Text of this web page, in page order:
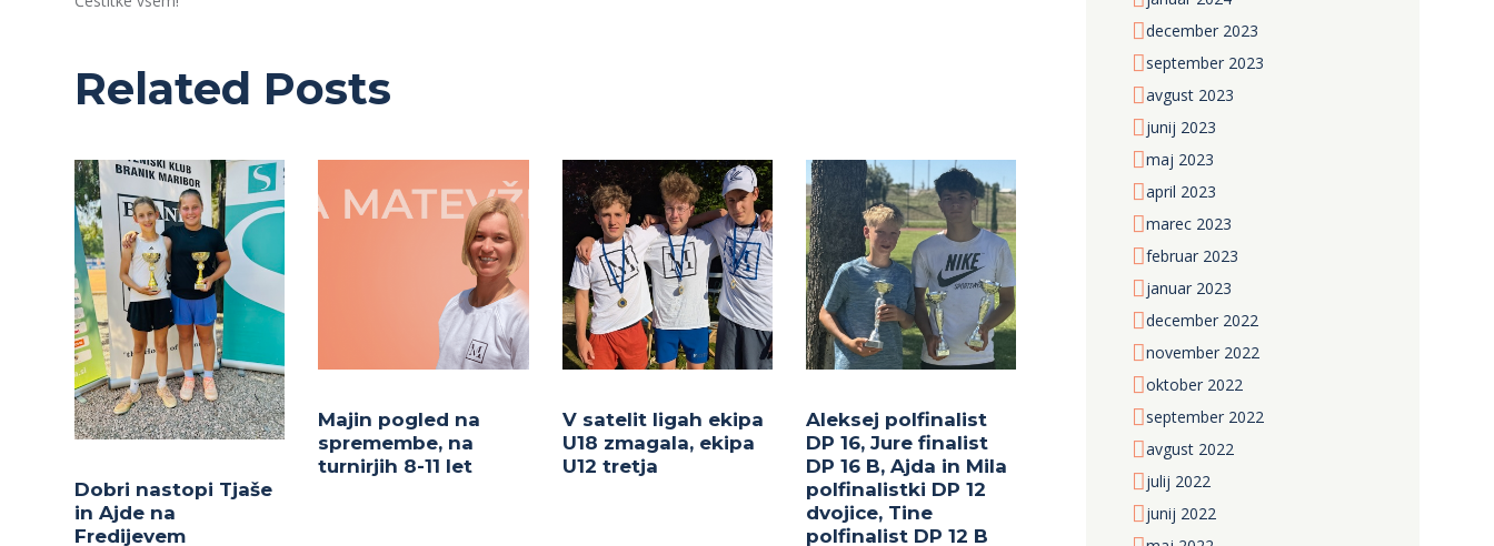
Related Posts
Dobri nastopi Tjaše
in Ajde na
Fredijevem
Majin pogled na
spremembe, na
turnirjih 8-11 let
V satelit ligah ekipa
U18 zmagala, ekipa
U12 tretja
Aleksej polfinalist
DP 16, Jure finalist
DP 16 B, Ajda in Mila
polfinalistki DP 12
dvojice, Tine
polfinalist DP 12 B
december 2023
september 2023
avgust 2023
junij 2023
maj 2023
april 2023
marec 2023
februar 2023
januar 2023
december 2022
november 2022
oktober 2022
september 2022
avgust 2022
julij 2022
junij 2022